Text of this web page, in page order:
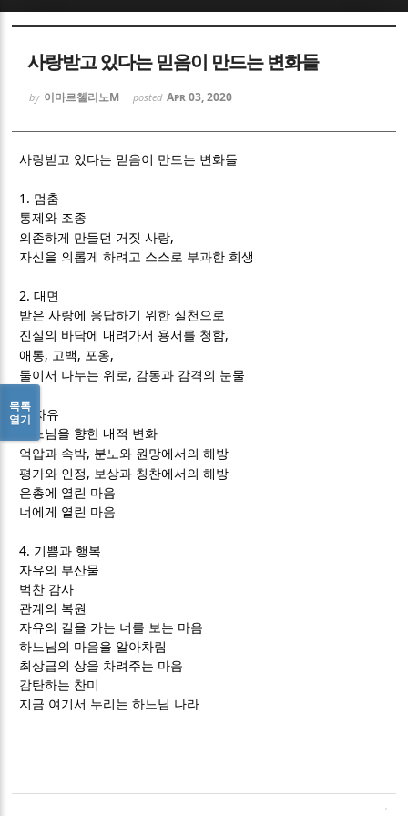
사랑받고 있다는 믿음이 만드는 변화들
by 이마르첼리노M posted Apr 03, 2020
사랑받고 있다는 믿음이 만드는 변화들
1. 멈춤
통제와 조종
의존하게 만들던 거짓 사랑,
자신을 의롭게 하려고 스스로 부과한 희생
2.대면
받은 사랑에 응답하기 위한 실천으로
진실의 바닥에 내려가서 용서를 청함,
애통, 고백 , 포옹,
둘이서 나누는 위로 , 감동과 감격의 눈물
3.
자유
하느님을 향한 내적 변화
억압과 속박, 분노와 원망에서의 해방
평가와 인정 , 보상과 칭찬에서의 해방
은총에 열린 마음
너에게 열린 마음
4. 기쁨과 행복
자유의 부산물
벅찬 감사
관계의 복원
자유의 길을 가는 너를 보는 마음
하느님의 마음을 알아차림
최상급의 상을 차려주는 마음
감탄하는 찬미
지금 여기서 누리는 하느님 나라
목록
열기
Sketchbook5, 스케치북5
Sketchbook5, 스케치북5
Sketchbook5, 스케치북5
Sketchbook5, 스케치북5